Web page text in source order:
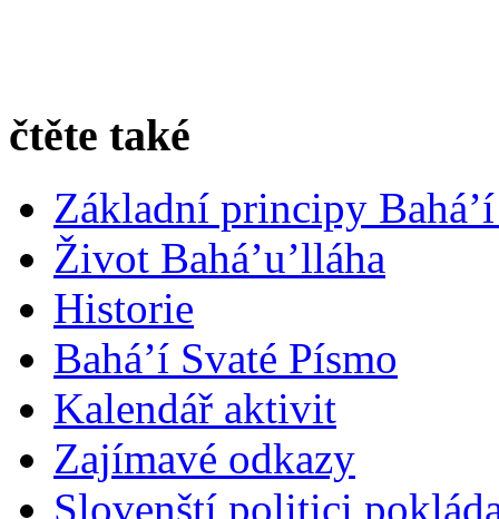
čtěte také
Základní principy
Život Bahá’u’lláha
Historie
Bahá’í Svaté Písmo
Kalendář aktivit
Zajímavé odkazy
Slovenští politici